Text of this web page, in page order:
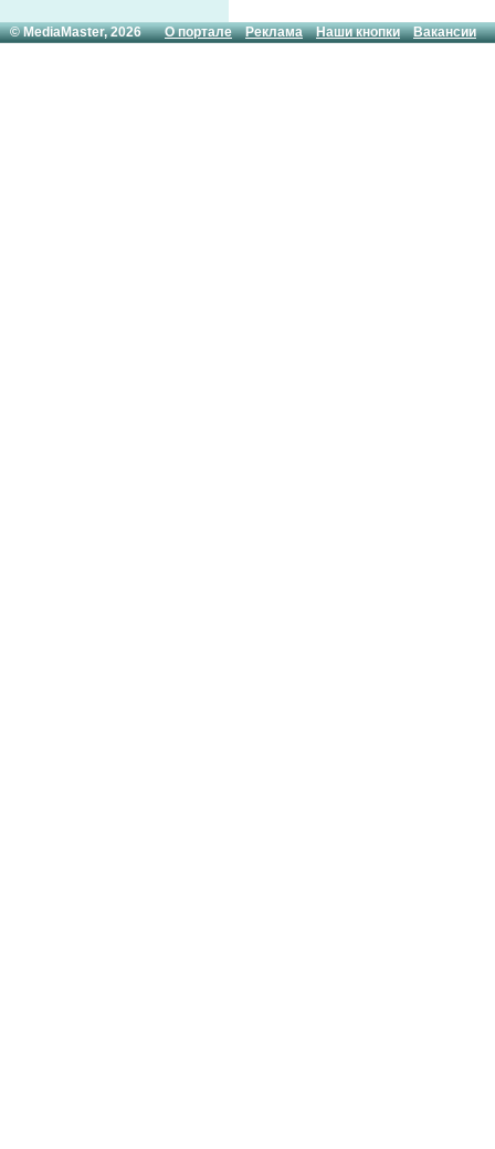
© MediaMaster, 2026О портале Реклама Наши кнопки Вакансии